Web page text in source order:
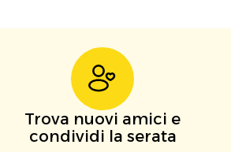
Trova nuovi amici e
condividi la serata